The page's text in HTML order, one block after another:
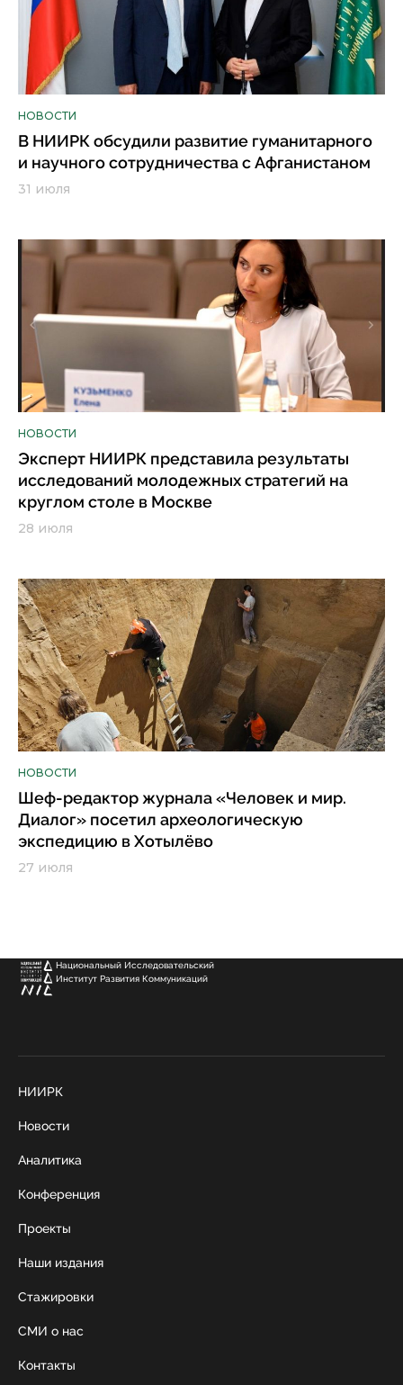
НОВОСТИ
В НИИРК обсудили развитие гуманитарного
и научного сотрудничества с Афганистаном
31 июля
НОВОСТИ
Эксперт НИИРК представила результаты
исследований молодежных стратегий на
круглом столе в Москве
28 июля
НОВОСТИ
Шеф-редактор журнала «Человек и мир.
Диалог» посетил археологическую
экспедицию в Хотылёво
27 июля
Национальный Исследовательский
Институт Развития Коммуникаций
НИИРК
Новости
Аналитика
Конференция
Проекты
Наши издания
Стажировки
СМИ о нас
Контакты